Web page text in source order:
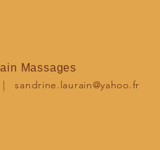
Massages
|sandrine.laurain@yahoo.fr